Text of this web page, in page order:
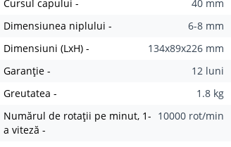
Cursul capului -
40 mm
Dimensiunea niplului -
6-8 mm
Dimensiuni (LxH) -
134x89x226 mm
Garanție -
12 luni
Greutatea -
1.8 kg
Numărul de rotații pe minut, 1-
a viteză -
10000 rot/min